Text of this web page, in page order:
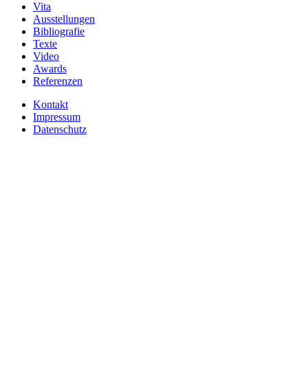
Vita
Ausstellungen
Bibliografie
Texte
Video
Awards
Referenzen
Kontakt
Impressum
Datenschutz